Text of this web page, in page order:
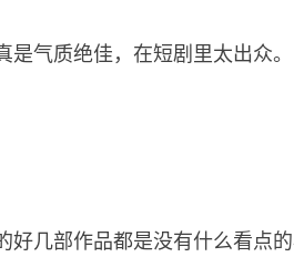
气质绝佳，在短剧里太出众。
几部作品都是没有什么看点